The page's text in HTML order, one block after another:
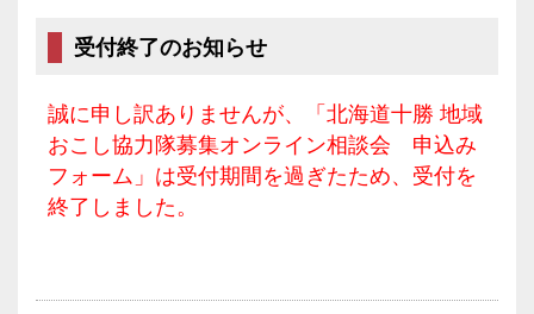
受付終了のお知らせ
誠に申し訳ありませんが、「北海道十勝 地域
おこし協力隊募集オンライン相談会 申込み
フォーム」は受付期間を過ぎたため、受付を
終了しました。